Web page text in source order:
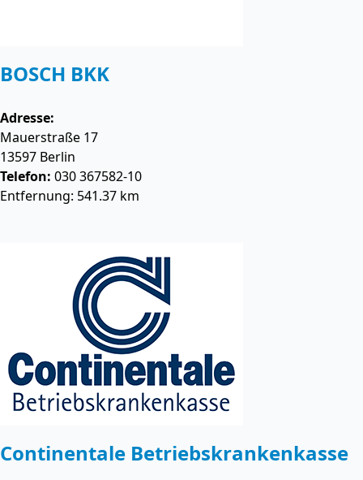
BOSCH BKK
Adresse:
Mauerstraße 17
13597 Berlin
Telefon: 030 367582-10
Entfernung: 541.37 km
Continentale Betriebskrankenkasse